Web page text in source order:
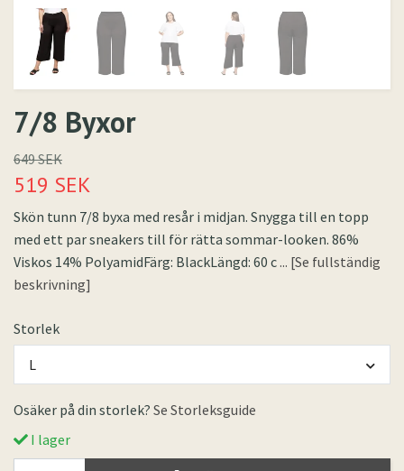
7/8 Byxor
649 SEK
519 SEK
Skön tunn 7/8 byxa med resår i midjan. Snygga till en topp
med ett par sneakers till för rätta sommar-looken. 86%
Viskos 14% PolyamidFärg: BlackLängd: 60 c ... [Se fullständig
beskrivning]
Storlek
L
Osäker på din storlek? Se Storleksguide
I lager